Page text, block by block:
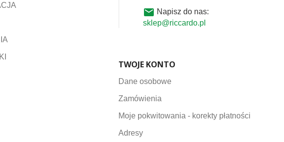
email Napisz do nas:
sklep@riccardo.pl
TWOJE KONTO
Dane osobowe
Zamówienia
Moje pokwitowania - korekty płatności
Adresy